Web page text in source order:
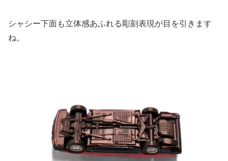
シャシー下面も立体感あふれる彫刻表現が目を引きます
ね。